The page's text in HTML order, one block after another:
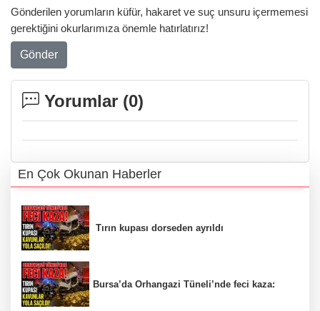
Gönderilen yorumların küfür, hakaret ve suç unsuru içermemesi
gerektiğini okurlarımıza önemle hatırlatırız!
Gönder
Yorumlar (0)
En Çok Okunan Haberler
Tırın kupası dorseden ayrıldı
Bursa’da Orhangazi Tüneli’nde feci kaza: